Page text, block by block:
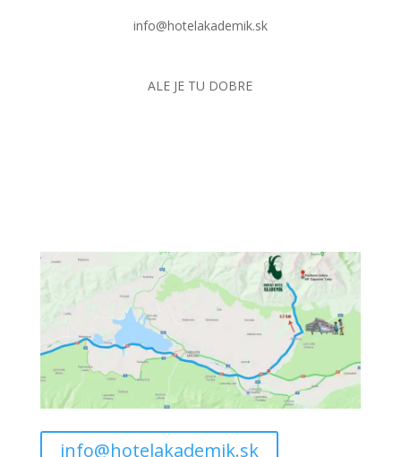
info@hotelakademik.sk
ALE JE TU DOBRE
info@hotelakademik.sk